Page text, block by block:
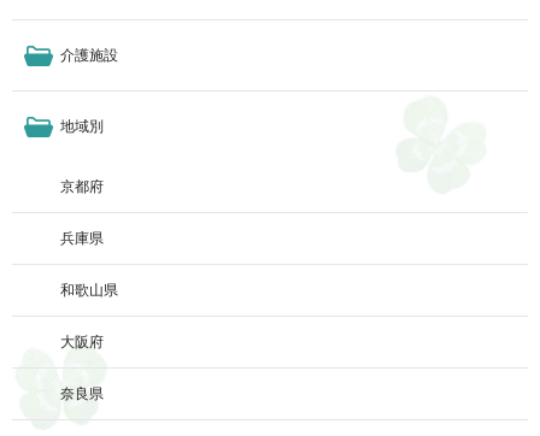
介護施設
地域別
京都府
兵庫県
和歌山県
大阪府
奈良県